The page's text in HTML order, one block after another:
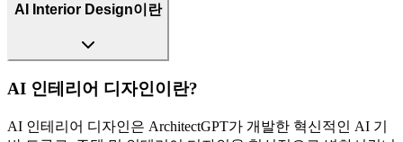
AI Interior Design이란
AI 인테리어 디자인이란?
AI 인테리어 디자인은 ArchitectGPT가 개발한 혁신적인 AI 기